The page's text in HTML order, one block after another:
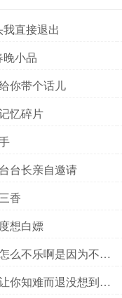
直接退出
小品
你带个话儿
忆碎片
台长亲自邀请
香
想白嫖
么不乐啊是因为不爱
你知难而退没想到成